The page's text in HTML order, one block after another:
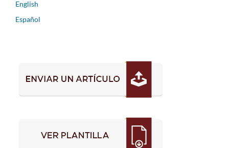
English
Español